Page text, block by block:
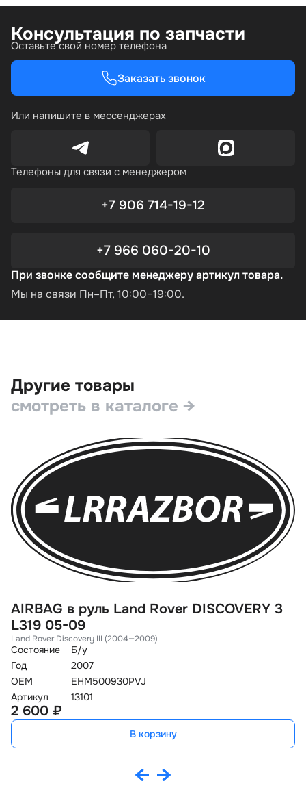
Консультация по запчасти
Оставьте свой номер телефона
Заказать звонок
Или напишите в мессенджерах
Телефоны для связи с менеджером
+7 906 714-19-12
+7 966 060-20-10
При звонке сообщите менеджеру артикул товара.
Мы на связи Пн–Пт, 10:00–19:00.
Другие товары
смотреть в каталоге →
AIRBAG в руль Land Rover DISCOVERY 3
L319 05-09
Land Rover Discovery III (2004—2009)
Состояние
Б/у
Год
2007
OEM
EHM500930PVJ
Артикул
13101
2 600 ₽
В корзину